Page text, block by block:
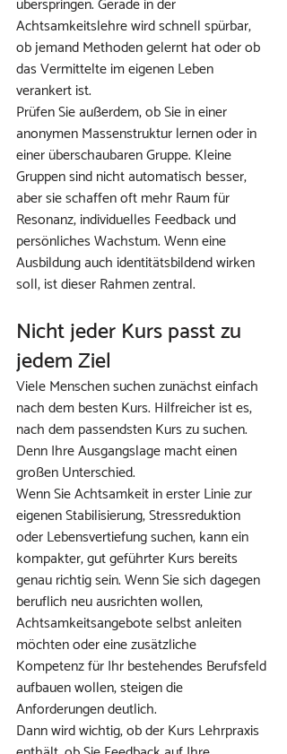
überspringen. Gerade in der
Achtsamkeitslehre wird schnell spürbar,
ob jemand Methoden gelernt hat oder ob
das Vermittelte im eigenen Leben
verankert ist.
Prüfen Sie außerdem, ob Sie in einer
anonymen Massenstruktur lernen oder in
einer überschaubaren Gruppe. Kleine
Gruppen sind nicht automatisch besser,
aber sie schaffen oft mehr Raum für
Resonanz, individuelles Feedback und
persönliches Wachstum. Wenn eine
Ausbildung auch identitätsbildend wirken
soll, ist dieser Rahmen zentral.
Nicht jeder Kurs passt zu
jedem Ziel
Viele Menschen suchen zunächst einfach
nach dem besten Kurs. Hilfreicher ist es,
nach dem passendsten Kurs zu suchen.
Denn Ihre Ausgangslage macht einen
großen Unterschied.
Wenn Sie Achtsamkeit in erster Linie zur
eigenen Stabilisierung, Stressreduktion
oder Lebensvertiefung suchen, kann ein
kompakter, gut geführter Kurs bereits
genau richtig sein. Wenn Sie sich dagegen
beruflich neu ausrichten wollen,
Achtsamkeitsangebote selbst anleiten
möchten oder eine zusätzliche
Kompetenz für Ihr bestehendes Berufsfeld
aufbauen wollen, steigen die
Anforderungen deutlich.
Dann wird wichtig, ob der Kurs Lehrpraxis